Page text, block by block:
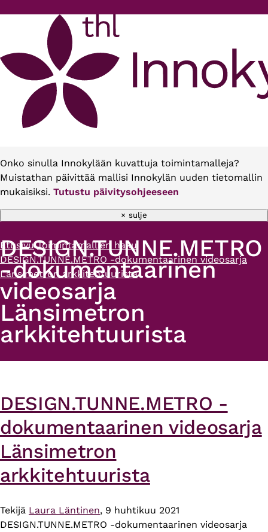
Onko sinulla Innokylään kuvattuja toimintamalleja?
Muistathan päivittää mallisi Innokylän uuden tietomallin
mukaisiksi. Tutustu päivitysohjeeseen
× sulje
Murupolku
Etusivu Toimintamallien haku
DESIGN.TUNNE.METRO -dokumentaarinen videosarja
Länsimetron arkkitehtuurista
DESIGN.TUNNE.METRO
-dokumentaarinen
videosarja
Länsimetron
arkkitehtuurista
DESIGN.TUNNE.METRO -
dokumentaarinen videosarja
Länsimetron
arkkitehtuurista
Tekijä Laura Läntinen, 9 huhtikuu 2021
DESIGN.TUNNE.METRO -dokumentaarinen videosarja